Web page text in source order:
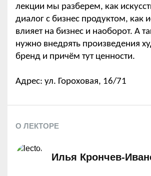
лекции мы разберем, как
диалог с бизнес продуктом, как
влияет на бизнес и наоборот. А
нужно внедрять произведения
бренд и причём тут ценности.
Адрес: ул. Гороховая, 16/71
О ЛЕКТОРЕ
Илья Крончев-